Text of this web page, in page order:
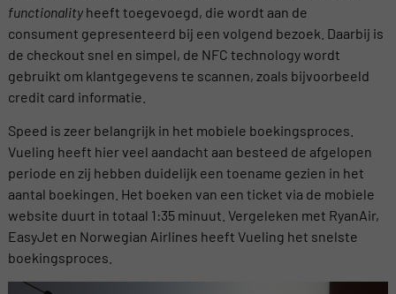
functionalityheeft toegevoegd, die wordt aan de
consument gepresenteerd bij een volgend bezoek. Daarbij is
de checkout snel en simpel, de NFC technology wordt
gebruikt om klantgegevens te scannen, zoals bijvoorbeeld
credit card informatie.
Speed is zeer belangrijk in het mobiele boekingsproces.
Vueling heeft hier veel aandacht aan besteed de afgelopen
periode en zij hebben duidelijk een toename gezien in het
aantal boekingen. Het boeken van een ticket via de mobiele
website duurt in totaal 1:35 minuut. Vergeleken met RyanAir,
EasyJet en Norwegian Airlines heeft Vueling het snelste
boekingsproces.